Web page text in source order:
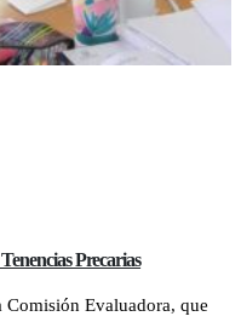
Precarias
Evaluadora, que